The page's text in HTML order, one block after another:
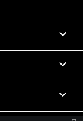


